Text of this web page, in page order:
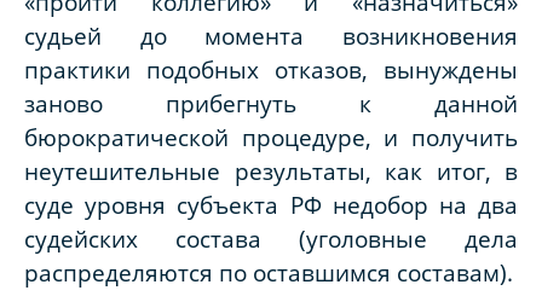
судьей до момента возникновения
практики подобных отказов, вынуждены
заново прибегнуть к данной
бюрократической процедуре, и получить
неутешительные результаты, как итог, в
суде уровня субъекта РФ недобор на два
судейских состава (уголовные дела
распределяются по оставшимся составам).